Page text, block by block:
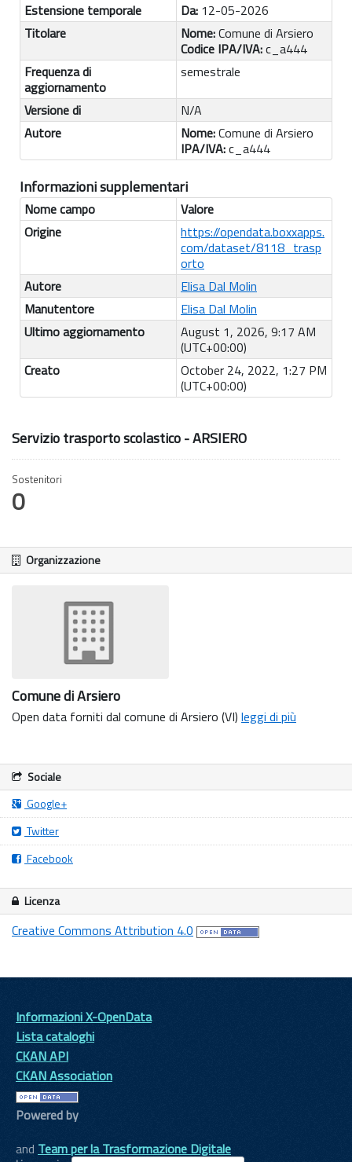
Estensione temporale
Da: 12-05-2026
Titolare
Nome:Comune di Arsiero
Codice IPA/IVA:c_a444
Frequenza di
aggiornamento
semestrale
Versione di
N/A
Autore
Nome:Comune di Arsiero
IPA/IVA:c_a444
Informazioni supplementari
Nome campo
Valore
Origine
https://opendata.boxxapps.
com/dataset/8118_trasp
orto
Autore
Elisa Dal Molin
Manutentore
Elisa Dal Molin
Ultimo aggiornamento
August 1, 2026, 9:17 AM
(UTC+00:00)
Creato
October 24, 2022, 1:27 PM
(UTC+00:00)
Servizio trasporto scolastico - ARSIERO
Sostenitori
0
Organizzazione
Comune di Arsiero
Open data forniti dal comune di Arsiero (VI) leggi di più
Sociale
Google+
Twitter
Facebook
Licenza
Creative Commons Attribution 4.0
Informazioni X-OpenData
Lista cataloghi
CKAN API
CKAN Association
Powered by
and Team per la Trasformazione Digitale